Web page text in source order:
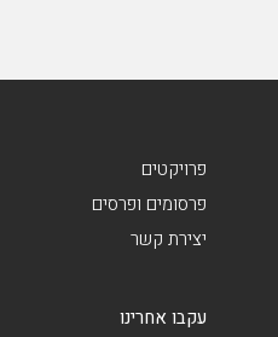
פרויקטים
פרסומים ופרסים
יצירת קשר
עקבו אחרינו